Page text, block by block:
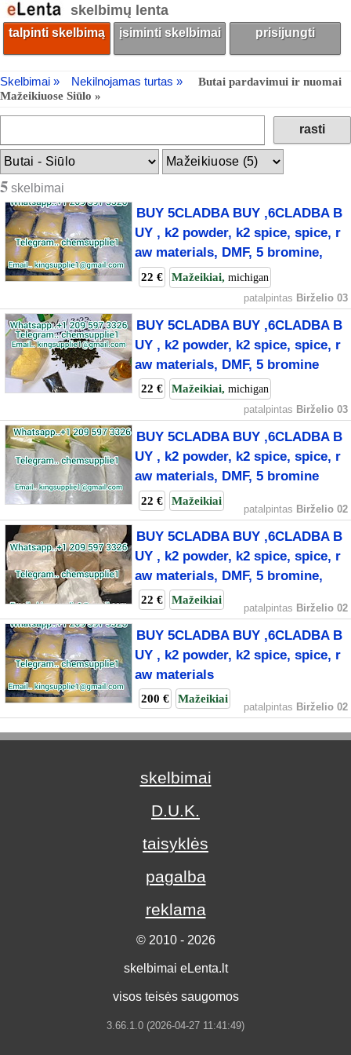
skelbimų lenta
talpinti skelbimą įsiminti skelbimai prisijungti
Skelbimai » Nekilnojamas turtas »
Butai pardavimui ir nuomai
Mažeikiuose Siūlo »
5 skelbimai
BUY 5CLADBA BUY ,6CLADBA B
UY , k2 powder, k2 spice, spice, r
aw materials, DMF, 5 bromine,
22 € Mažeikiai,michigan
patalpintas Birželio 03
BUY 5CLADBA BUY ,6CLADBA B
UY , k2 powder, k2 spice, spice, r
aw materials, DMF, 5 bromine
22 € Mažeikiai,michigan
patalpintas Birželio 03
BUY 5CLADBA BUY ,6CLADBA B
UY , k2 powder, k2 spice, spice, r
aw materials, DMF, 5 bromine
22 € Mažeikiai
patalpintas Birželio 02
BUY 5CLADBA BUY ,6CLADBA B
UY , k2 powder, k2 spice, spice, r
aw materials, DMF, 5 bromine,
22 € Mažeikiai
patalpintas Birželio 02
BUY 5CLADBA BUY ,6CLADBA B
UY , k2 powder, k2 spice, spice, r
aw materials
200 € Mažeikiai
patalpintas Birželio 02
skelbimai
D.U.K.
taisyklės
pagalba
reklama
© 2010 - 2026
skelbimai eLenta.lt
visos teisės saugomos
3.66.1.0 (2026-04-27 11:41:49)